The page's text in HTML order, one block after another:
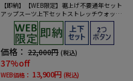
【即納】【WEB限定】裾上げ不要通年セット
アップスーツ上下セットストレッチウォッシ
ャブル【TOKYORUN】
価格： 22,000円 (税込)
37%off
WEB価格： 13,900円 (税込)